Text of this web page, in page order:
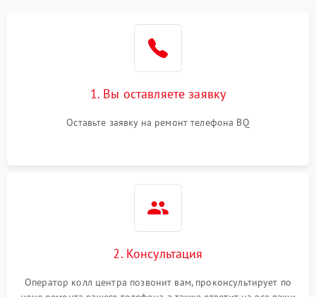
1. Вы оставляете заявку
Оставьте заявку на ремонт телефона BQ
2. Консультация
Оператор колл центра позвонит вам, проконсультирует по